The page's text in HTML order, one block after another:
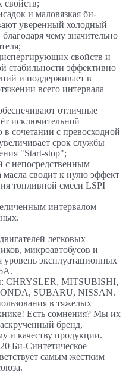
и маловязкая би-
уверенный холодный
чему значительно
свойств и
стабильности эффективно
и поддерживает в
всего интервала
отличные
исключительной
сочетании с превосходной
срок службы
"Start-stop";
с непосредственным
сводит к нулю эффект
топливной смеси LSPI
интервалом
легковых
микроавтобусов и
уровень эксплуатационных
CHRYSLER, MITSUBISHI,
SUBARU, NISSAN.
в тяжелых
Есть сомнения? Мы их
бренд,
и качеству продукции.
Би-Синтетическое
самым жестким